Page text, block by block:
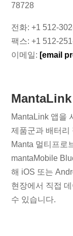
78728
전화: +1 512-
팩스: +1 512-
이메일: [email
MantaLink
MantaLink 앱을
제품군과 배터리
Manta 멀티프로
mantaMobile
해 iOS 또는
현장에서 직접
수 있습니다.